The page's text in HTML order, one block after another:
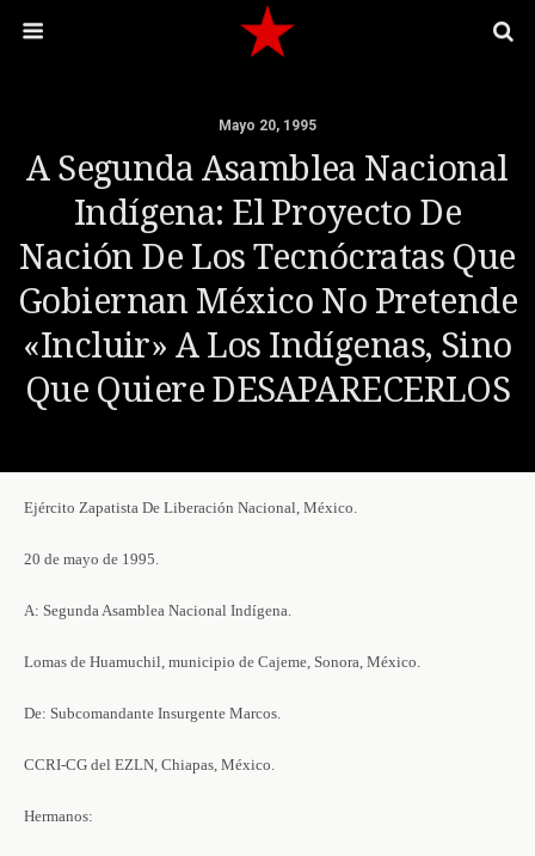
Mayo 20, 1995
A Segunda Asamblea Nacional
Indígena: El Proyecto De
Nación De Los Tecnócratas Que
Gobiernan México No Pretende
«incluir» A Los Indígenas, Sino
Que Quiere DESAPARECERLOS
Ejército Zapatista De Liberación Nacional, México.
20 de mayo de 1995.
A: Segunda Asamblea Nacional Indígena.
Lomas de Huamuchil, municipio de Cajeme, Sonora, México.
De: Subcomandante Insurgente Marcos.
CCRI-CG del EZLN, Chiapas, México.
Hermanos: